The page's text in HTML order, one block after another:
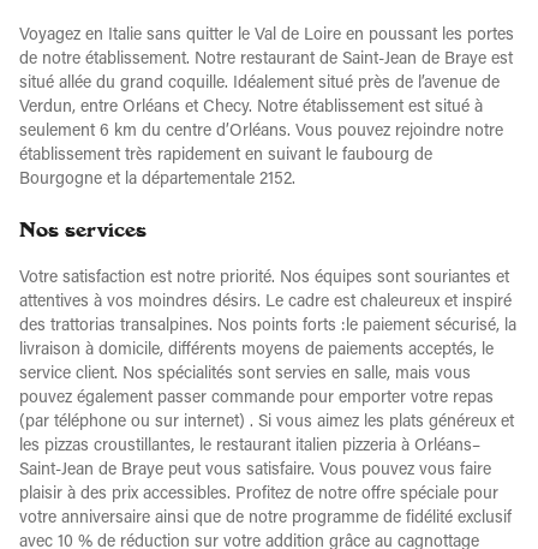
Voyagez en Italie sans quitter le Val de Loire en poussant les portes
de notre établissement. Notre restaurant de Saint-Jean de Braye est
situé allée du grand coquille. Idéalement situé près de l’avenue de
Verdun, entre Orléans et Checy. Notre établissement est situé à
seulement 6 km du centre d’Orléans. Vous pouvez rejoindre notre
établissement très rapidement en suivant le faubourg de
Bourgogne et la départementale 2152.
Nos services
Votre satisfaction est notre priorité. Nos équipes sont souriantes et
attentives à vos moindres désirs. Le cadre est chaleureux et inspiré
des trattorias transalpines. Nos points forts :le paiement sécurisé, la
livraison à domicile, différents moyens de paiements acceptés, le
service client. Nos spécialités sont servies en salle, mais vous
pouvez également passer commande pour emporter votre repas
(par téléphone ou sur internet) . Si vous aimez les plats généreux et
les pizzas croustillantes, le restaurant italien pizzeria à Orléans–
Saint-Jean de Braye peut vous satisfaire. Vous pouvez vous faire
plaisir à des prix accessibles. Profitez de notre offre spéciale pour
votre anniversaire ainsi que de notre programme de fidélité exclusif
avec 10 % de réduction sur votre addition grâce au cagnottage